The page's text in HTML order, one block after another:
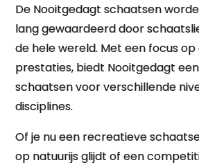
De Nooitgedagt schaatsen
lang gewaardeerd door
de hele wereld. Met een focus
prestaties, biedt Nooitgedagt
schaatsen voor verschillende
disciplines.
Of je nu een recreatieve
op natuurijs glijdt of een